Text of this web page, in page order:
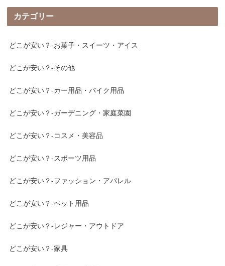
カテゴリー
どこが安い？-お菓子・スイーツ・アイス
どこが安い？-その他
どこが安い？-カー用品・バイク用品
どこが安い？-ガーデニング・家庭菜園
どこが安い？-コスメ・美容品
どこが安い？-スポーツ用品
どこが安い？-ファッション・アパレル
どこが安い？-ペット用品
どこが安い？-レジャー・アウトドア
どこが安い？-家具